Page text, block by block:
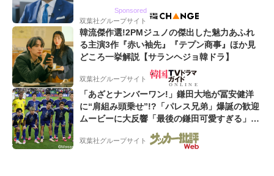
Sponsored
双葉社グループサイト
韓流傑作選!2PMジュノの傑出した魅力あふれ
る主演3作『赤い袖先』『テプン商事』ほか見
どころ一挙解説【サランヘジョ韓ドラ】
双葉社グループサイト
「あざとナンバーワン!」鎌田大地が冨安健洋
に“肩組み頭乗せ”!?「パレス兄弟」爆誕の歓迎
ムービーに大反響「最後の鎌田可愛すぎる」
「粋にも程がある!」
双葉社グループサイト